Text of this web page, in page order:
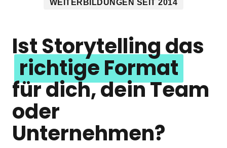
WEITERBILDUNGEN SEIT 2014
richtige Format
für dich, dein Team
oder
Unternehmen?